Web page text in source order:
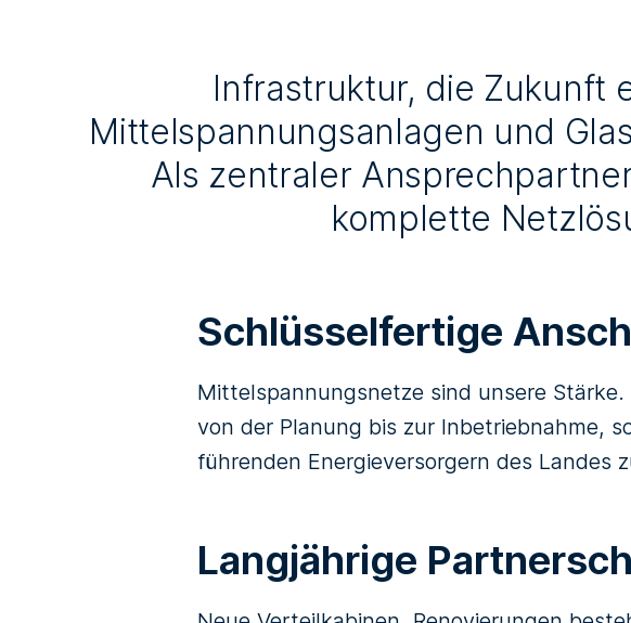
Infrastruktur, die Zukunft
Mittelspannungsanlagen und
Als zentraler
komplette
Schlüsselfertige
Mittelspannungsnetze sind unsere
von der Planung bis zur Inbetriebnahme,
führenden Energieversorgern des Landes
Langjährige